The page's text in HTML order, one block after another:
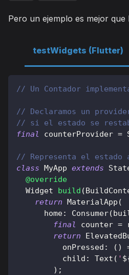
Pero un ejemplo es mejor que
testWidgets (Flutter)
// Un Contador
// Declaramos un
// si el estado se
final
counterProvider =
// Representa el estado
class MyApp extends
@override
Widget
build (
return MaterialApp (
      home
: Consumer(
final
counter =
return
          onPressed
: ( )
          child
: Text ( '
) ;